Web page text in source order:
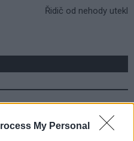
My Personal
Řidič od nehody utekl
na Příbramsku nabízí
Horší voda je jen na